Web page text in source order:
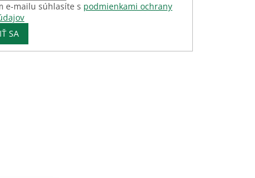
e-mailu súhlasíte s podmienkami ochrany
SA